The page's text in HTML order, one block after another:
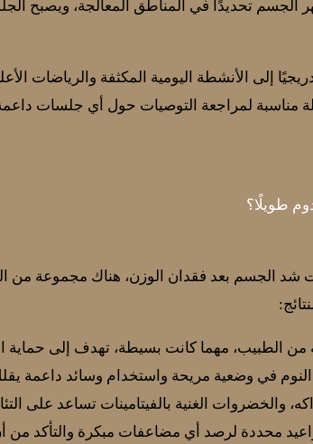
تحديدًا في المناطق المعالجة، ويصبح
إلى الأنشطة اليومية المكثفة والرياضات
مناسبة لمراجعة التوصيات حول أي جلسات
طويلًا؟
الجسم بعد فقدان الوزن، هناك مجموعة من
الطبيب، مهما كانت بسيطة، تهدف إلى حماية
في وضعية مريحة واستخدام وسائد داعمة
والخضروات الغنية بالفيتامينات تساعد على
محددة لرصد أي مضاعفات مبكرة والتأكد من